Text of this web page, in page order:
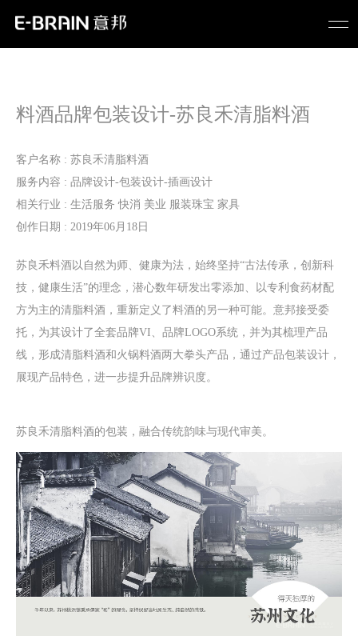
料酒品牌包装设计-苏良禾清脂料酒
客户名称 : 苏良禾清脂料酒
服务内容 : 品牌设计-包装设计-插画设计
相关行业 : 生活服务 快消 美业 服装珠宝 家具
创作日期 : 2019年06月18日
苏良禾料酒以自然为师、健康为法，始终坚持“古法传承，创新科
技，健康生活”的理念，潜心数年研发出零添加、以专利食药材配
方为主的清脂料酒，重新定义了料酒的另一种可能。意邦接受委
托，为其设计了全套品牌VI、品牌LOGO系统，并为其梳理产品
线，形成清脂料酒和火锅料酒两大拳头产品，通过产品包装设计，
展现产品特色，进一步提升品牌辨识度。
苏良禾清脂料酒的包装 ，融合传统韵味与现代审美。